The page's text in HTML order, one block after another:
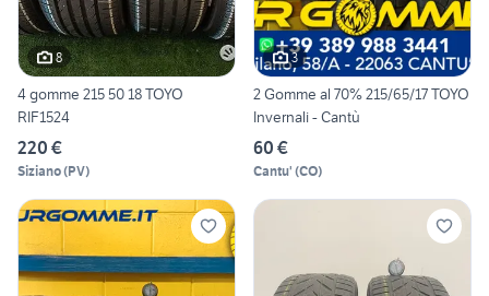
8
4 gomme 215 50 18 TOYO
RIF1524
220 €
Siziano(PV)
3
2 Gomme al 70% 215/65/17 TOYO
Invernali - Cantù
60 €
Cantu' (CO)